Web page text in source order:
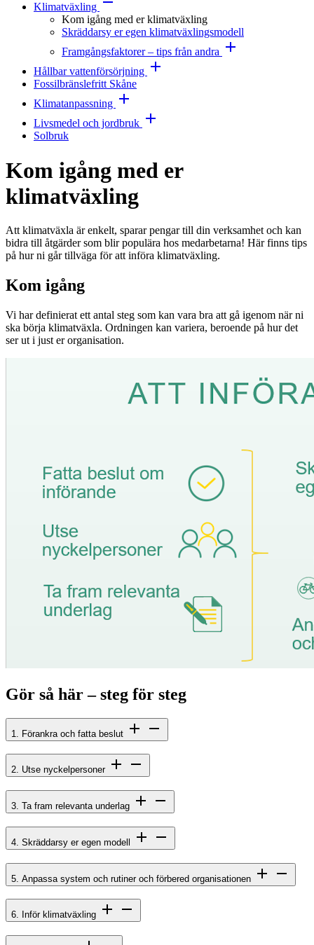
Klimatväxling
Kom igång med er klimatväxling
Skräddarsy er egen klimatväxlingsmodell
Framgångsfaktorer – tips från andra
Hållbar vattenförsörjning
Fossilbränslefritt Skåne
Klimatanpassning
Livsmedel och jordbruk
Solbruk
Kom igång med er
klimatväxling
Att klimatväxla är enkelt, sparar pengar till din verksamhet och kan
bidra till åtgärder som blir populära hos medarbetarna! Här finns tips
på hur ni går tillväga för att införa klimatväxling.
Kom igång
Vi har definierat ett antal steg som kan vara bra att gå igenom när ni
ska börja klimatväxla. Ordningen kan variera, beroende på hur det
ser ut i just er organisation.
Gör så här – steg för steg
1. Förankra och fatta beslut
2. Utse nyckelpersoner
3. Ta fram relevanta underlag
4. Skräddarsy er egen modell
5. Anpassa system och rutiner och förbered organisationen
6. Inför klimatväxling